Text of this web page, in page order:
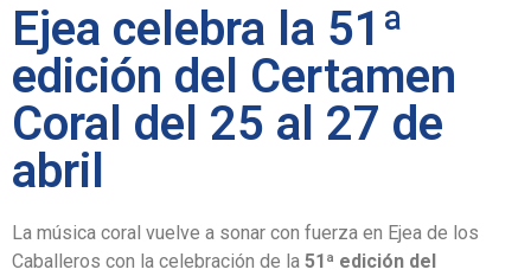
Ejea celebra la 51ª
edición del Certamen
Coral del 25 al 27 de
abril
La música coral vuelve a sonar con fuerza en Ejea de los
Caballeros con la celebración de la 51ª edición del